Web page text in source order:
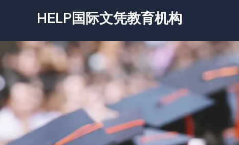
容
HELP国际文凭教育机构